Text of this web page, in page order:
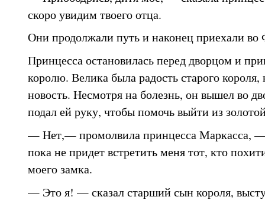
скоро увидим твоего отца.
Они продолжали путь и наконец приехали
Принцесса остановилась перед дворцом и
королю. Велика была радость старого
новость. Несмотря на болезнь, он вышел во
подал ей руку, чтобы помочь выйти из
— Нет,— промолвила принцесса Маркасса, —
пока не придет встретить меня тот, кто
моего замка.
— Это я! — сказал старший сын короля,